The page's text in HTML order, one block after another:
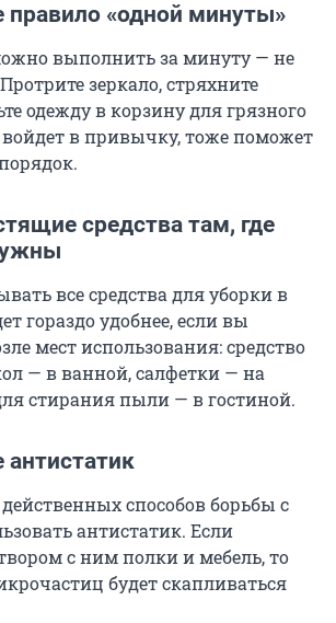
правило «одной минуты»
выполнить за минуту — не
зеркало, стряхните
одежду в корзину для грязного
войдет в привычку, тоже поможет
средства там, где
все средства для уборки в
гораздо удобнее, если вы
мест использования: средство
— в ванной, салфетки — на
стирания пыли — в гостиной.
антистатик
способов борьбы с
антистатик. Если
с ним полки и мебель, то
будет скапливаться